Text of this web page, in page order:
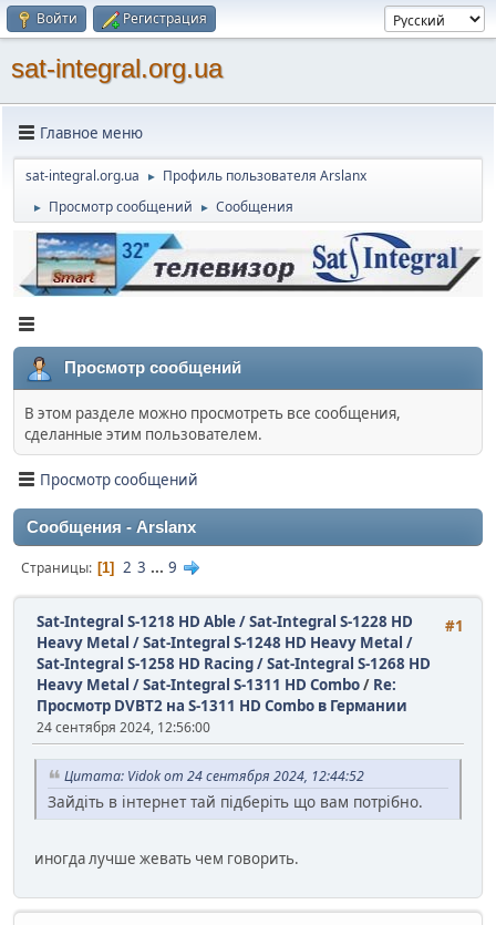
Войти Регистрация
sat-integral.org.ua
Главное меню
sat-integral.org.ua ► Профиль пользователя Arslanx
► Просмотр сообщений ► Сообщения
Просмотр сообщений
В этом разделе можно просмотреть все сообщения,
сделанные этим пользователем.
Просмотр сообщений
Сообщения - Arslanx
Страницы 1 2 3 ... 9
#1
Sat-Integral S-1218 HD Able / Sat-Integral S-1228 HD
Heavy Metal / Sat-Integral S-1248 HD Heavy Metal /
Sat-Integral S-1258 HD Racing / Sat-Integral S-1268 HD
Heavy Metal / Sat-Integral S-1311 HD Combo/ Re:
Просмотр DVBT2 на S-1311 HD Combo в Германии
24 сентября 2024, 12:56:00
Цитата: Vidok от 24 сентября 2024, 12:44:52
Зайдіть в інтернет тай підберіть що вам потрібно.
иногда лучше жевать чем говорить.